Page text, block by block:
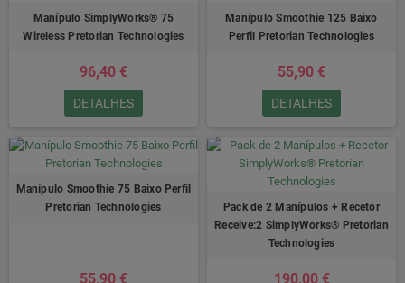
Manípulo SimplyWorks® 75
Wireless Pretorian Technologies
96,40 €
DETALHES
Manípulo Smoothie 125 Baixo
Perfil Pretorian Technologies
55,90 €
DETALHES
Manípulo Smoothie 75 Baixo Perfil
Pretorian Technologies
55,90 €
Pack de 2 Manípulos + Recetor
Receive:2 SimplyWorks® Pretorian
Technologies
190,00 €